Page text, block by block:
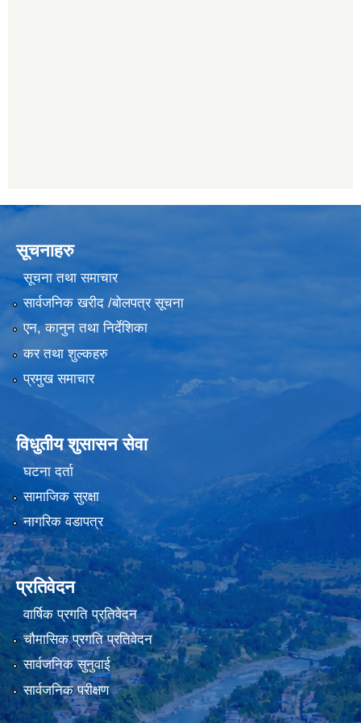
सूचनाहरु
सूचना तथा समाचार
सार्वजनिक खरीद /बोलपत्र सूचना
एन, कानुन तथा निर्देशिका
कर तथा शुल्कहरु
प्रमुख समाचार
विधुतीय शुसासन सेवा
घटना दर्ता
सामाजिक सुरक्षा
नागरिक वडापत्र
प्रतिवेदन
वार्षिक प्रगति प्रतिवेदन
चौमासिक प्रगति प्रतिवेदन
सार्वजनिक सुनुवाई
सार्वजनिक परीक्षण